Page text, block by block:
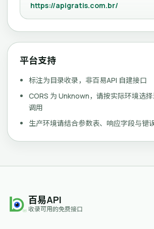
https://apigratis.com.br/
平台支持
标注为目录收录，非百易API 自建接口
CORS 为 Unknown，请按实际环境选
调用
生产环境请结合参数表、响应字段与错
百易API
收录可用的免费接口